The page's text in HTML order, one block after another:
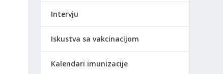
Intervju
Iskustva sa vakcinacijom
Kalendari imunizacije